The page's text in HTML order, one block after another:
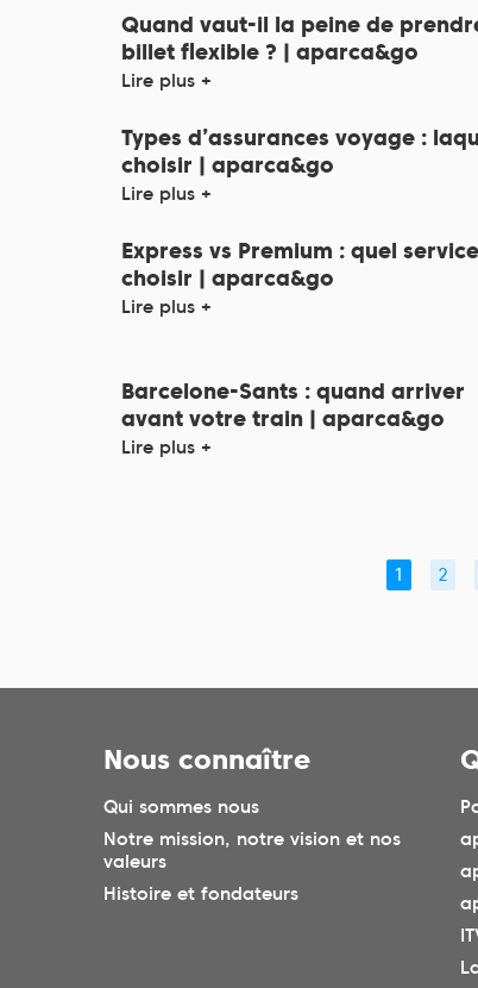
Quand vaut-il la peine de
billet flexible ? | aparca&go
Lire plus +
Types d’assurances voyage :
choisir | aparca&go
Lire plus +
Express vs Premium : quel service
choisir | aparca&go
Lire plus +
Barcelone-Sants : quand arriver
avant votre train | aparca&go
Lire plus +
1 2
Nous connaître
Qui sommes nous
Notre mission, notre vision et nos
valeurs
Histoire et fondateurs